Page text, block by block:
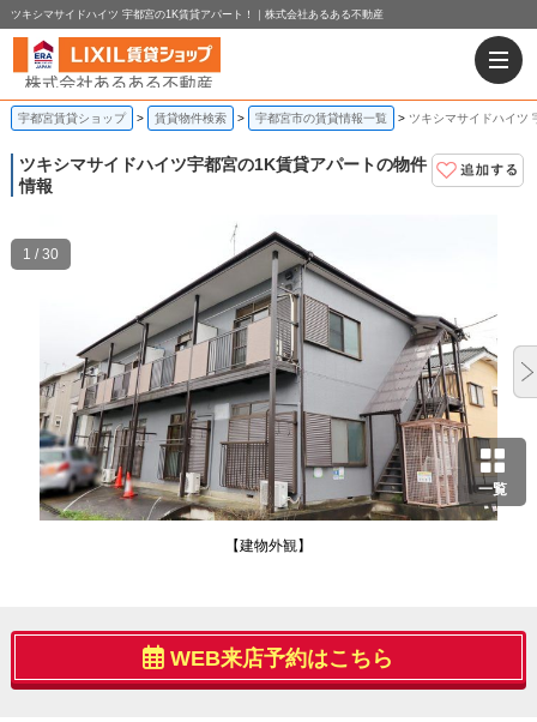
ツキシマサイドハイツ 宇都宮の1K賃貸アパート！｜株式会社あるある不動産
宇都宮賃貸ショップ 賃貸物件検索 宇都宮市の賃貸情報一覧 ツキシマサイドハイツ
ツキシマサイドハイツ宇都宮の1K賃貸アパートの物件
情報
一覧
【建物外観】
1 / 30
WEB来店予約はこちら